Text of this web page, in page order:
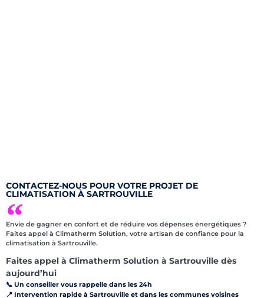
CONTACTEZ-NOUS POUR VOTRE PROJET DE
CLIMATISATION À SARTROUVILLE
Envie de gagner en confort et de réduire vos dépenses énergétiques ?
Faites appel à Climatherm Solution, votre artisan de confiance pour la
climatisation à Sartrouville.
Faites appel à Climatherm Solution à Sartrouville dès
aujourd’hui
📞 Un conseiller vous rappelle dans les 24h
📍 Intervention rapide à Sartrouville et dans les communes voisines